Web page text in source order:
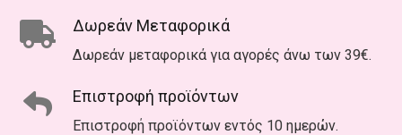
Δωρεάν Μεταφορικά
Δωρεάν μεταφορικά για αγορές άνω των 39€.
Επιστροφή προϊόντων
Επιστροφή προϊόντων εντός 10 ημερών.